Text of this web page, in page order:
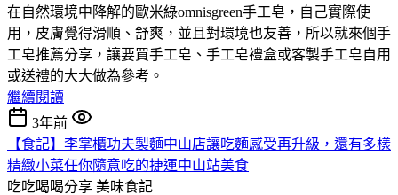
在自然環境中降解的歐米綠omnisgreen手工皂，自己實際使
用，皮膚覺得滑順、舒爽，並且對環境也友善，所以就來個手
工皂推薦分享，讓要買手工皂、手工皂禮盒或客製手工皂自用
或送禮的大大做為參考。
繼續閱讀
3年前
【食記】李掌櫃功夫製麵中山店讓吃麵感受再升級，還有多樣
精緻小菜任你隨意吃的捷運中山站美食
吃吃喝喝分享 美味食記